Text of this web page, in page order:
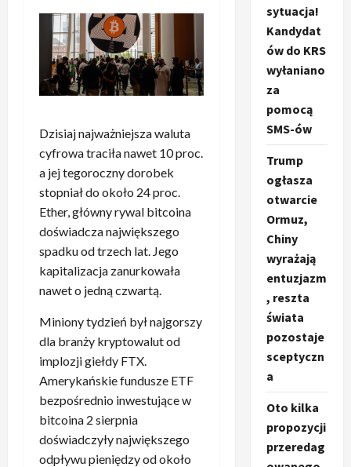
Dzisiaj najważniejsza waluta
cyfrowa traciła nawet 10 proc.
a jej tegoroczny dorobek
stopniał do około 24 proc.
Ether, główny rywal bitcoina
doświadcza największego
spadku od trzech lat. Jego
kapitalizacja zanurkowała
nawet o jedną czwartą.
Miniony tydzień był najgorszy
dla branży kryptowalut od
implozji giełdy FTX.
Amerykańskie fundusze ETF
bezpośrednio inwestujące w
bitcoina 2 sierpnia
doświadczyły największego
odpływu pieniędzy od około
sytuacja!
Kandydat
ów do KRS
wyłaniano
za
pomocą
SMS-ów
Trump
ogłasza
otwarcie
Ormuz,
Chiny
wyrażają
entuzjazm
, reszta
świata
pozostaje
sceptyczn
a
Oto kilka
propozycji
przeredag